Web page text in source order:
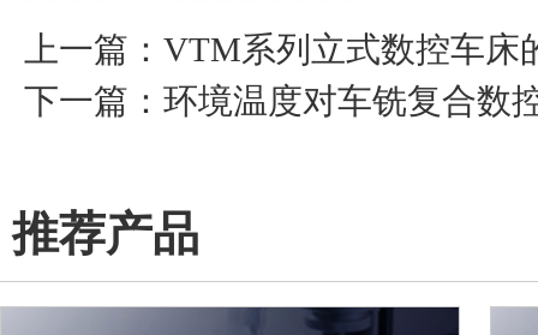
上一篇： VTM系列立式数控车床
下一篇： 环境温度对车铣复合数
推荐产品